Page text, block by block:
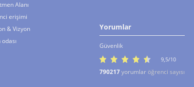
Alanı
erişimi
& Vizyon
odası
Yorumlar
Güvenlik
9,5/10
790217yorumlar öğrenci sayısı